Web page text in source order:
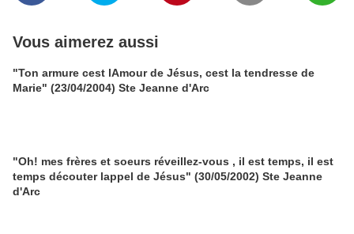
Vous aimerez aussi
"Ton armure cest lAmour de Jésus, cest la tendresse de
Marie" (23/04/2004) Ste Jeanne d'Arc
"Oh! mes frères et soeurs réveillez-vous , il est temps, il est
temps découter lappel de Jésus" (30/05/2002) Ste Jeanne
d'Arc